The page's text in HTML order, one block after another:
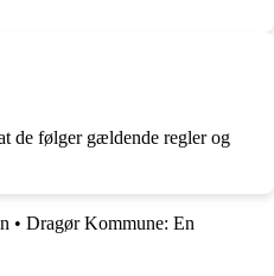
de følger gældende regler og
• Dragør Kommune: En